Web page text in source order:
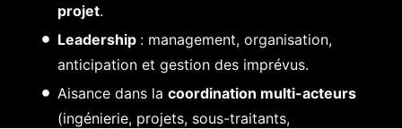
projet.
Leadership : management, organisation,
anticipation et gestion des imprévus.
Aisance dans la coordination multi-acteurs
(ingénierie, projets, sous-traitants,